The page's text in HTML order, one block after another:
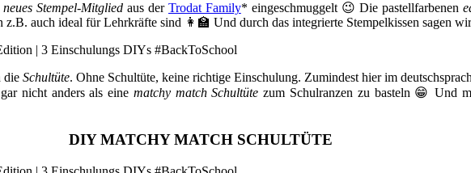
neues Stempel-Mitglied aus der Trodat Family* eingeschmuggelt 😉 Die pastellfarbenen
auch ideal für Lehrkräfte sind 👩‍🏫 Und durch das integrierte Stempelkissen sagen
die Schultüte. Ohne Schultüte, keine richtige Einschulung. Zumindest hier im
nicht anders als eine matchy match Schultüte zum Schulranzen zu basteln 😁 Und
DIY MATCHY MATCH SCHULTÜTE